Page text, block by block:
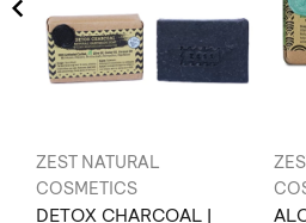
ZEST NATURAL
COSMETICS
DETOX CHARCOAL |